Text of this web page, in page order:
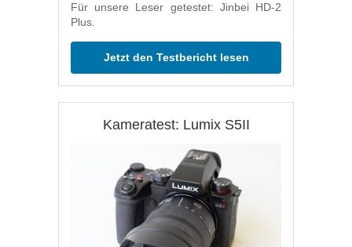
Für unsere Leser getestet: Jinbei HD-2
Plus.
Jetzt den Testbericht lesen
Kameratest: Lumix S5II